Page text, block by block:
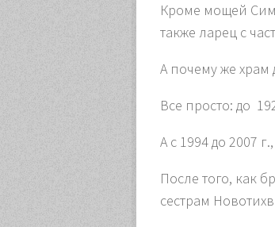
Кроме мощей
также ларец с
А почему же храм
Все просто: до
А с 1994 до 2007
После того, как
сестрам